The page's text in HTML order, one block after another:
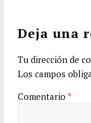
Deja una
Tu dirección de
Los campos
Comentario *